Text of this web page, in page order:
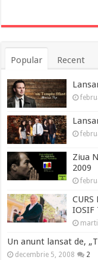
Popular Recent
Ziua
2009
IOSIF
Un anunt lansat de,
decembrie 5, 2008 2